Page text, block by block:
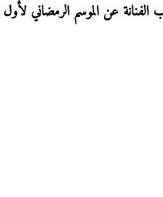
عن الموسم الرمضاني لأول